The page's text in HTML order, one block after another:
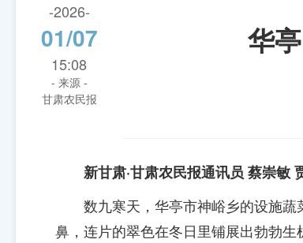
-2026-
01/07
15:08
- 来源 -
甘肃农民报
华
新甘肃·甘肃农民报通讯员 蔡崇敏
数九寒天，华亭市神峪乡的设施
鼻，连片的翠色在冬日里铺展出勃勃生